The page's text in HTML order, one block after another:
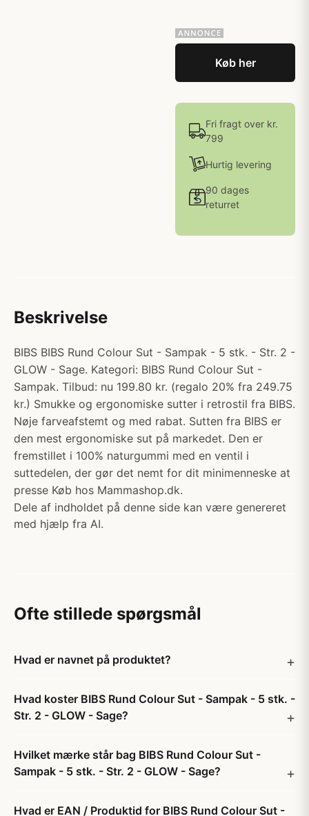
Køb her
Fri fragt over kr.
799
Hurtig levering
90 dages
returret
Beskrivelse
BIBS BIBS Rund Colour Sut - Sampak - 5 stk. - Str. 2 -
GLOW - Sage. Kategori: BIBS Rund Colour Sut -
Sampak. Tilbud: nu 199.80 kr. (regalo 20% fra 249.75
kr.) Smukke og ergonomiske sutter i retrostil fra BIBS.
Nøje farveafstemt og med rabat. Sutten fra BIBS er
den mest ergonomiske sut på markedet. Den er
fremstillet i 100% naturgummi med en ventil i
suttedelen, der gør det nemt for dit minimenneske at
presse Køb hos Mammashop.dk.
Dele af indholdet på denne side kan være genereret
med hjælp fra AI.
Ofte stillede spørgsmål
Hvad er navnet på produktet?
Hvad koster BIBS Rund Colour Sut - Sampak - 5 stk. -
Str. 2 - GLOW - Sage?
Hvilket mærke står bag BIBS Rund Colour Sut -
Sampak - 5 stk. - Str. 2 - GLOW - Sage?
Hvad er EAN / Produktid for BIBS Rund Colour Sut -